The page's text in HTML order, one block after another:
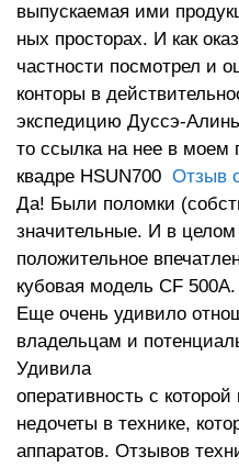
выпускаемая ими
ных просторах. И как
частности посмотрел и
конторы в
экспедицию Дуссэ-
то ссылка на нее в моем
квадре HSUN700 Отзыв
Да! Были поломки
значительные. И в целом
положительное
кубовая модель CF
Еще очень удивило
владельцам и
Удивила
оперативность с
недочеты в технике,
аппаратов. Отзывов